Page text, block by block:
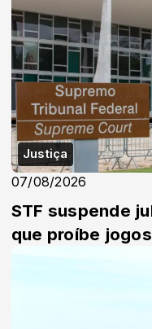
Justiça
07/08/2026
STF suspende
que proíbe